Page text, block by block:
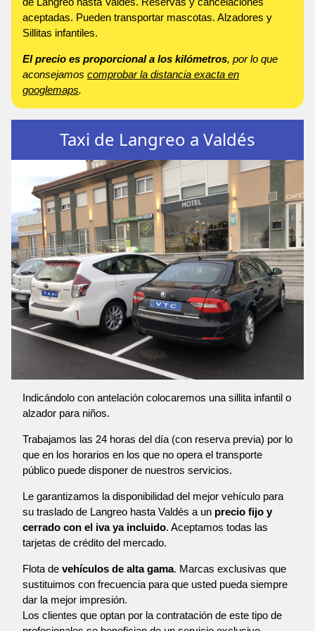
aceptadas. Pueden transportar mascotas. Alzadores y
Sillitas infantiles.
El precio es proporcional a los kilómetros, por lo que
aconsejamos comprobar la distancia exacta en
googlemaps.
Taxi de Langreo a Valdés
Indicándolo con antelación colocaremos una sillita infantil o
alzador para niños.
Trabajamos las 24 horas del día (con reserva previa) por lo
que en los horarios en los que no opera el transporte
público puede disponer de nuestros servicios.
Le garantizamos la disponibilidad del mejor vehículo para
su traslado de Langreo hasta Valdés a un precio fijo y
cerrado con el iva ya incluido. Aceptamos todas las
tarjetas de crédito del mercado.
Flota de vehículos de alta gama. Marcas exclusivas que
sustituimos con frecuencia para que usted pueda siempre
dar la mejor impresión.
Los clientes que optan por la contratación de este tipo de